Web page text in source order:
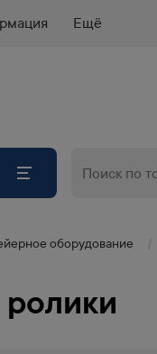
Ещё
оборудование